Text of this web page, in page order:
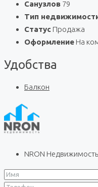
Санузлов 79
Тип
Статус Продажа
Оформление На
Удобства
Балкон
NRON Недвижимость